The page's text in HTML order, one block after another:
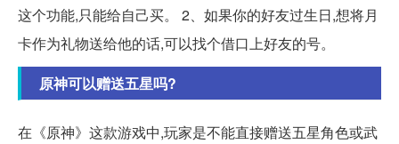
这个功能,只能给自己买。 2、如果你的好友过生日,想将月
卡作为礼物送给他的话,可以找个借口上好友的号。
原神可以赠送五星吗?
在《原神》这款游戏中,玩家是不能直接赠送五星角色或武